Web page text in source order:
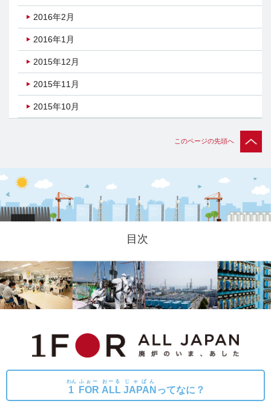
2016年2月
2016年1月
2015年12月
2015年11月
2015年10月
このページの先頭へ
目次
1
わん
FOR
ふぉー
ALL
おーる
JAPAN
じゃぱん
ってなに？